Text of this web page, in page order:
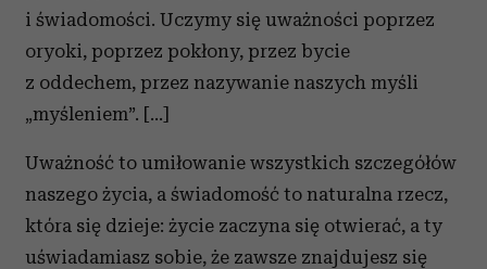
i świadomości. Uczymy się uważności poprzez
oryoki, poprzez pokłony, przez bycie
z oddechem, przez nazywanie naszych myśli
„myśleniem”. […]
Uważność to umiłowanie wszystkich szczegółów
naszego życia, a świadomość to naturalna rzecz,
która się dzieje: życie zaczyna się otwierać, a ty
uświadamiasz sobie, że zawsze znajdujesz się